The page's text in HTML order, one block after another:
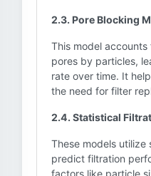
2.3. Pore Blocking
This model
pores by particles,
rate over time. It
the need for filter
2.4. Statistical
These models
predict filtration
factors like particle